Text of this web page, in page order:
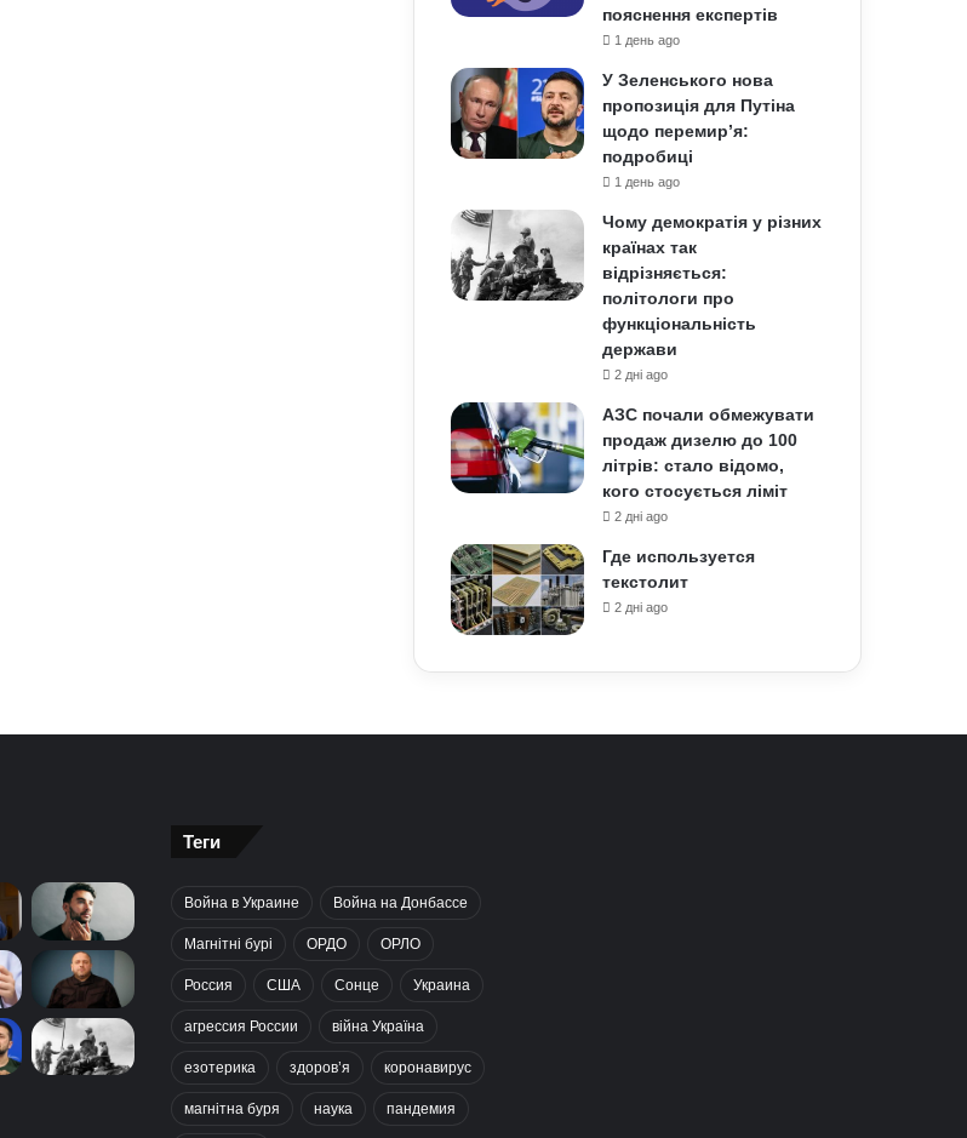
пояснення експертів
1 день ago
У Зеленського нова
пропозиція для Путіна
щодо перемир’я:
подробиці
1 день ago
Чому демократія у різних
країнах так
відрізняється:
політологи про
функціональність
держави
2 дні ago
АЗС почали обмежувати
продаж дизелю до 100
літрів: стало відомо,
кого стосується ліміт
2 дні ago
Где используется
текстолит
2 дні ago
Теги
Война в Украине Война на Донбассе
Магнітні бурі ОРДО ОРЛО
Россия США Сонце Украина
агрессия России війна Україна
езотерика здоров’я коронавирус
магнітна буря наука пандемия